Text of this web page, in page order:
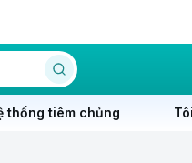
thống tiêm chủng